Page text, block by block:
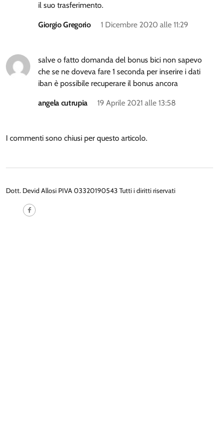
il suo trasferimento.
Giorgio Gregorio 1 Dicembre 2020 alle 11:29
salve o fatto domanda del bonus bici non sapevo
che se ne doveva fare 1 seconda per inserire i dati
iban è possibile recuperare il bonus ancora
angela cutrupia 19 Aprile 2021 alle 13:58
I commenti sono chiusi per questo articolo.
Dott. Devid Allosi PIVA 03320190543 Tutti i diritti riservati